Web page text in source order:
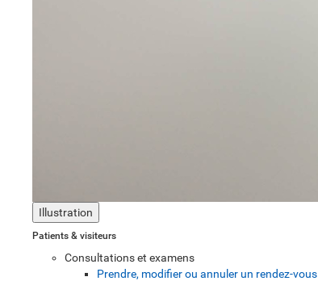
Illustration
Patients & visiteurs
Consultations et examens
Prendre, modifier ou annuler un rendez-vous